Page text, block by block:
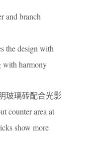
and branch
the design with
with harmony
玻璃砖配合光影
counter area at
show more